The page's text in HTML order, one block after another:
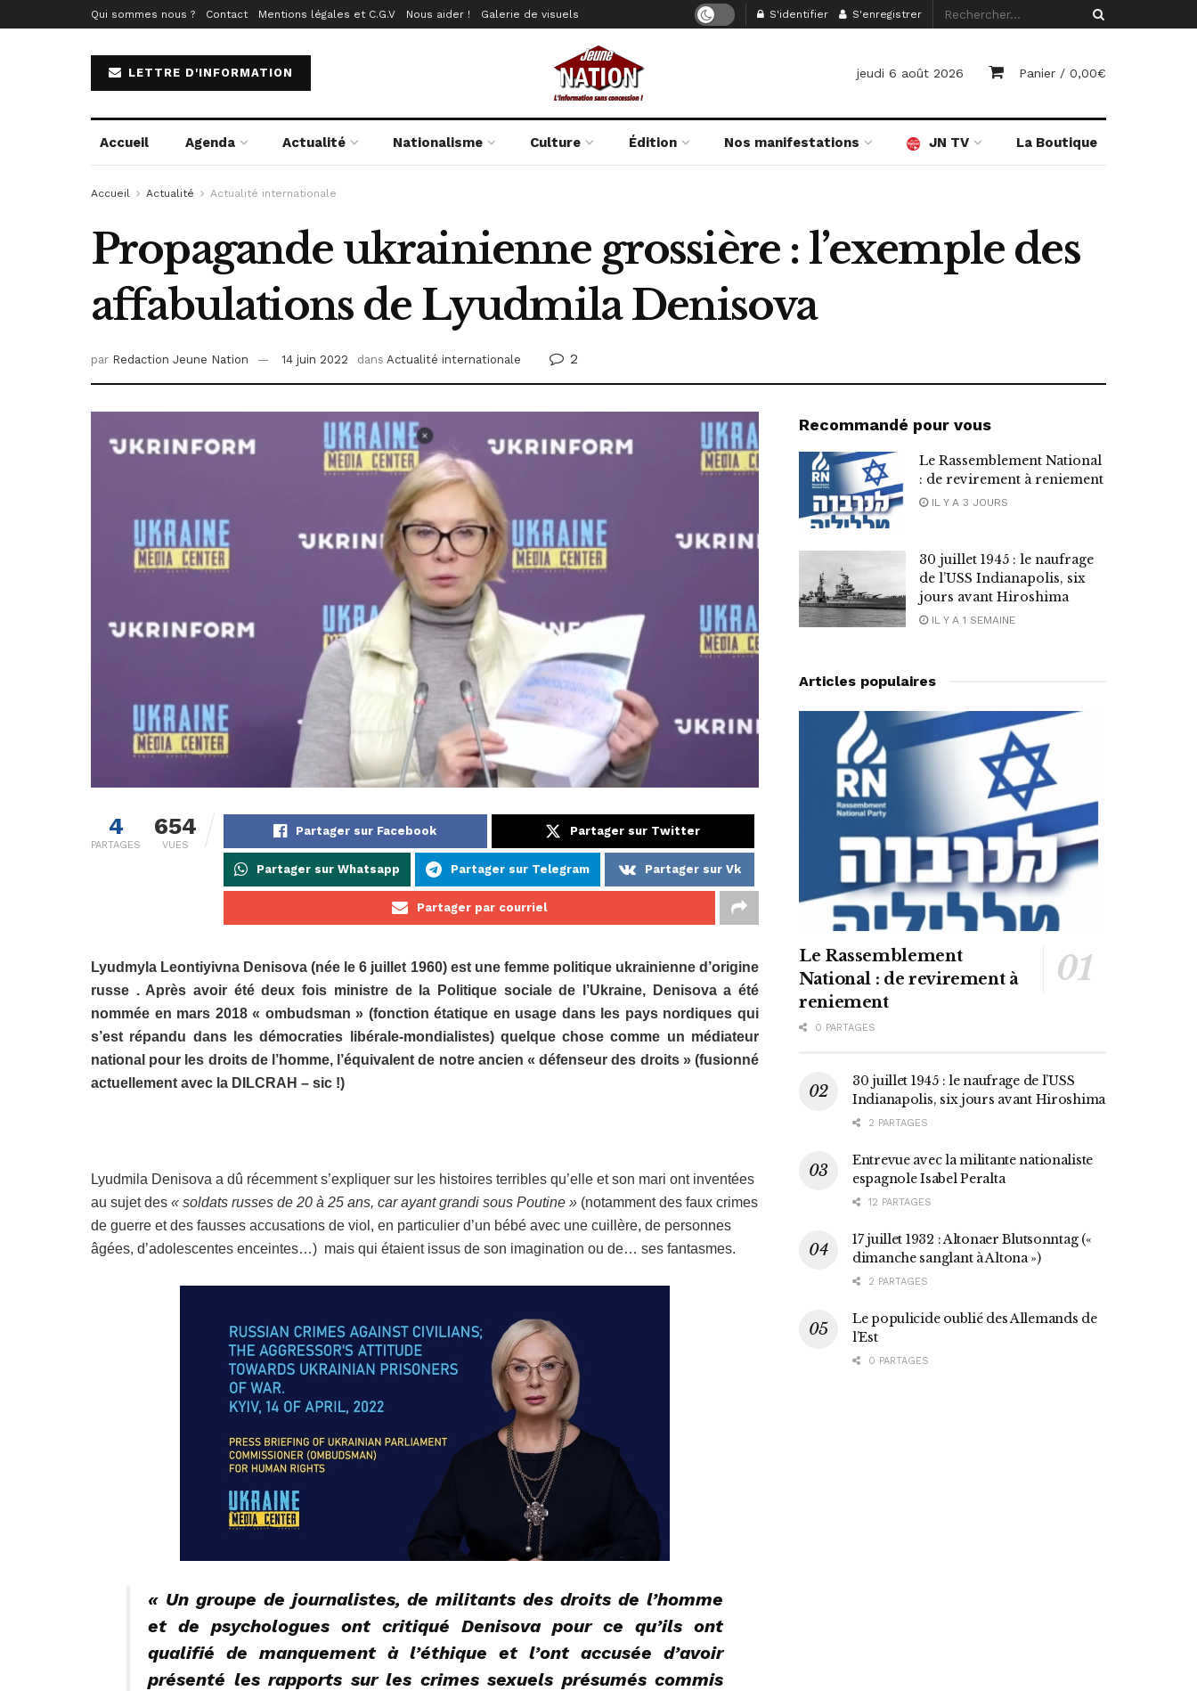
Qui sommes nous ? Contact Mentions légales et C.G.V Nous aider ! Galerie de visuels S'identifier S'enregistrer
LETTRE D'INFORMATION jeudi 6 août 2026 Panier / 0,00€
Accueil Agenda Actualité Nationalisme Culture Édition Nos manifestations JN TV La Boutique
Accueil Actualité Actualité internationale
Propagande ukrainienne grossière : l’exemple des
affabulations de Lyudmila Denisova
par Redaction Jeune Nation 14 juin 2022 dans Actualité internationale 2
4
PARTAGES
654
VUES
Partager sur Facebook Partager sur Twitter
Partager sur Whatsapp Partager sur Telegram Partager sur Vk
Partager par courriel
Lyudmyla Leontiyivna Denisova (née le 6 juillet 1960) est une femme politique ukrainienne d’origine
russe . Après avoir été deux fois ministre de la Politique sociale de l’Ukraine, Denisova a été
nommée en mars 2018 « ombudsman » (fonction étatique en usage dans les pays nordiques qui
s’est répandu dans les démocraties libérale-mondialistes) quelque chose comme un médiateur
national pour les droits de l’homme, l’équivalent de notre ancien « défenseur des droits » (fusionné
actuellement avec la DILCRAH – sic !)
Lyudmila Denisova a dû récemment s’expliquer sur les histoires terribles qu’elle et son mari ont inventées
au sujet des « soldats russes de 20 à 25 ans, car ayant grandi sous Poutine » (notamment des faux crimes
de guerre et des fausses accusations de viol, en particulier d’un bébé avec une cuillère, de personnes
âgées, d’adolescentes enceintes…) mais qui étaient issus de son imagination ou de… ses fantasmes.
« Un groupe de journalistes, de militants des droits de l’homme
et de psychologues ont critiqué Denisova pour ce qu’ils ont
qualifié de manquement à l’éthique et l’ont accusée d’avoir
présenté les rapports sur les crimes sexuels présumés commis
Recommandé pour vous
Le Rassemblement National
: de revirement à reniement
IL Y A 3 JOURS
30 juillet 1945 : le naufrage
de l’USS Indianapolis, six
jours avant Hiroshima
IL Y A 1 SEMAINE
Articles populaires
Le Rassemblement
National : de revirement à
reniement
0 PARTAGES
30 juillet 1945 : le naufrage de l’USS
Indianapolis, six jours avant Hiroshima
2 PARTAGES
Entrevue avec la militante nationaliste
espagnole Isabel Peralta
12 PARTAGES
17 juillet 1932 : Altonaer Blutsonntag («
dimanche sanglant à Altona »)
2 PARTAGES
Le populicide oublié des Allemands de
l’Est
0 PARTAGES